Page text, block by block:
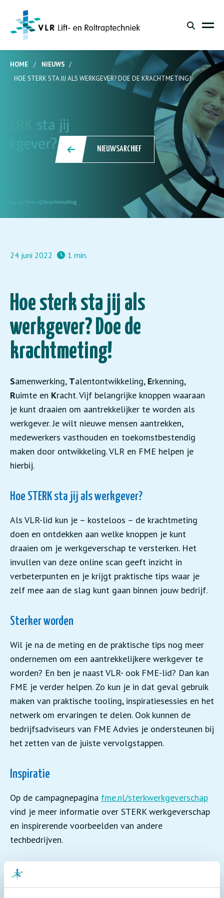
HOME / NIEUWS /
HOE STERK STA JIJ ALS WERKGEVER? DOE DE KRACHTMETING!
NIEUWSARCHIEF
24 juni 2022 1 min.
Hoe sterk sta jij als
werkgever? Doe de
krachtmeting!
Samenwerking, Talentontwikkeling, Erkenning,
Ruimte en Kracht. Vijf belangrijke knoppen waaraan
je kunt draaien om aantrekkelijker te worden als
werkgever. Je wilt nieuwe mensen aantrekken,
medewerkers vasthouden en toekomstbestendig
maken door ontwikkeling. VLR en FME helpen je
hierbij.
Hoe STERK sta jij als werkgever?
Als VLR-lid kun je – kosteloos – de krachtmeting
doen en ontdekken aan welke knoppen je kunt
draaien om je werkgeverschap te versterken. Het
invullen van deze online scan geeft inzicht in
verbeterpunten en je krijgt praktische tips waar je
zelf mee aan de slag kunt gaan binnen jouw bedrijf.
Sterker worden
Wil je na de meting en de praktische tips nog meer
ondernemen om een aantrekkelijkere werkgever te
worden? En ben je naast VLR- ook FME-lid? Dan kan
FME je verder helpen. Zo kun je in dat geval gebruik
maken van praktische tooling, inspiratiesessies en het
netwerk om ervaringen te delen. Ook kunnen de
bedrijfsadviseurs van FME Advies je ondersteunen bij
het zetten van de juiste vervolgstappen.
Inspiratie
Op de campagnepagina fme.nl/sterkwerkgeverschap
vind je meer informatie over STERK werkgeverschap
en inspirerende voorbeelden van andere
techbedrijven.
DOE DE KRACHTMETING